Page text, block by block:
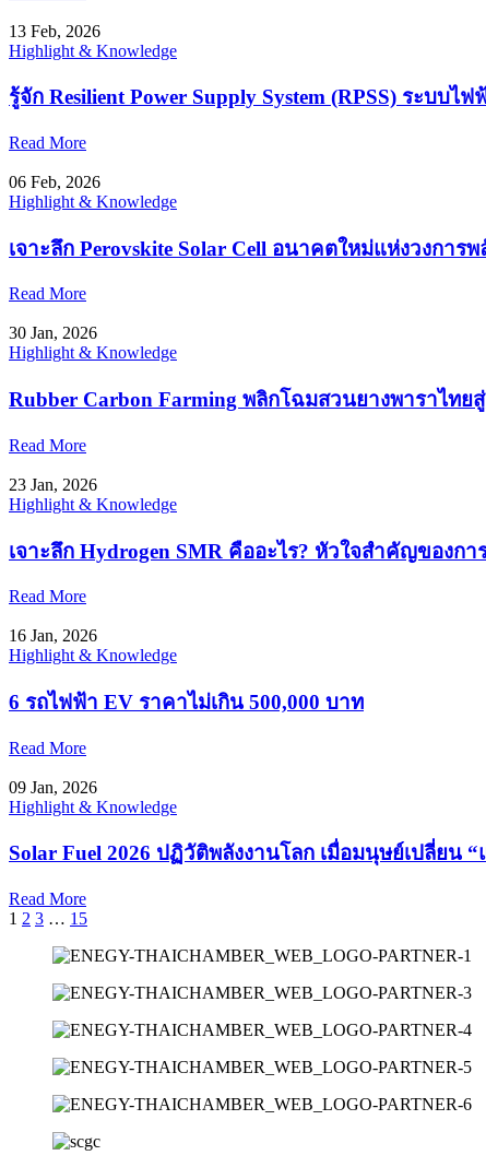
13 Feb, 2026
Highlight & Knowledge
รู้จัก Resilient Power Supply System (RPSS) ระบบไ
Read More
06 Feb, 2026
Highlight & Knowledge
เจาะลึก Perovskite Solar Cell อนาคตใหม่แห่งวงกา
Read More
30 Jan, 2026
Highlight & Knowledge
Rubber Carbon Farming พลิกโฉมสวนยางพาราไทย
Read More
23 Jan, 2026
Highlight & Knowledge
เจาะลึก Hydrogen SMR คืออะไร? หัวใจสำคัญของก
Read More
16 Jan, 2026
Highlight & Knowledge
6 รถไฟฟ้า EV ราคาไม่เกิน 500,000 บาท
Read More
09 Jan, 2026
Highlight & Knowledge
Solar Fuel 2026 ปฏิวัติพลังงานโลก เมื่อมนุษย์เปลี่ยน
Read More
1 2 3 … 15